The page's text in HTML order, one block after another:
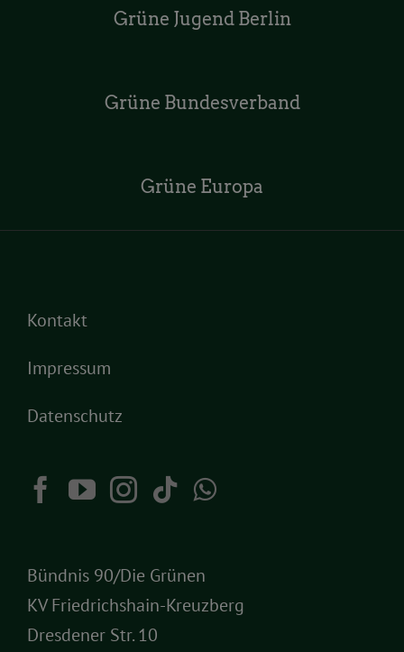
Grüne Jugend Berlin
Grüne Bundesverband
Grüne Europa
Kontakt
Impressum
Datenschutz
Bündnis 90/Die Grünen
KV Friedrichshain-Kreuzberg
Dresdener Str. 10